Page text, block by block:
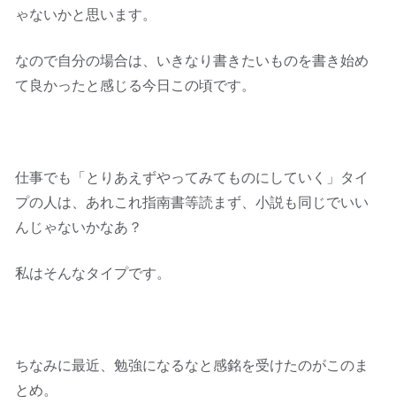
ゃないかと思います。
なので自分の場合は、いきなり書きたいものを書き始め
て良かったと感じる今日この頃です。
仕事でも「とりあえずやってみてものにしていく」タイ
プの人は、あれこれ指南書等読まず、小説も同じでいい
んじゃないかなあ？
私はそんなタイプです。
ちなみに最近、勉強になるなと感銘を受けたのがこのま
とめ。